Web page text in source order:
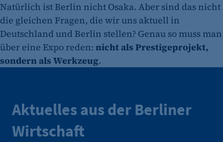
Natürlich ist Berlin nicht Osaka. Aber sind das nicht
die gleichen Fragen, die wir uns aktuell in
Deutschland und Berlin stellen? Genau so muss man
über eine Expo reden: nicht als Prestigeprojekt,
sondern als Werkzeug.
Aktuelles aus der Berliner
Wirtschaft